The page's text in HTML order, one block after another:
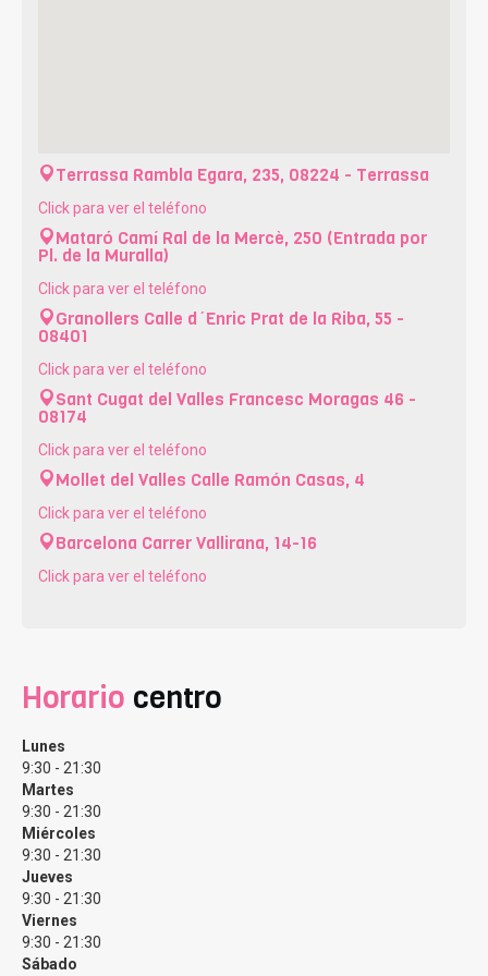
Nuestros principales servicios.
Desde Clínicas Eva ofrecemos
de fertilidad y reproducción asistida personalizados
según las edades, sexo y situaciones particulares de
cada paciente, pero es cierto que nuestros servicios
estrella son la Fecundación in Vitro, la Inseminación
Artificial y el método Ropa
Fecundación In Vitro
Lafecundación in vitro (FIV)
Terrassa Rambla Egara, 235, 08224 - Terrassa
Click para ver el teléfono
Mataró Camí Ral de la Mercè, 250 (Entrada por
Pl. de la Muralla)
Click para ver el teléfono
Granollers Calle d´Enric Prat de la Riba, 55 -
08401
Click para ver el teléfono
Sant Cugat del Valles Francesc Moragas 46 -
08174
Click para ver el teléfono
Mollet del Valles Calle Ramón Casas, 4
Click para ver el teléfono
Barcelona Carrer Vallirana, 14-16
Click para ver el teléfono
Horario centro
Lunes
9:30 - 21:30
Martes
9:30 - 21:30
Miércoles
9:30 - 21:30
Jueves
9:30 - 21:30
Viernes
9:30 - 21:30
Sábado